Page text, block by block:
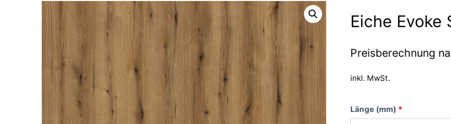
Eiche Evoke
Preisberechnung
inkl. MwSt.
Länge (mm) *